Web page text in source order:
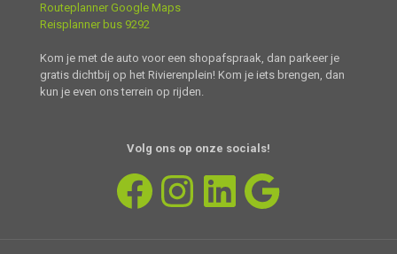
Routeplanner Google Maps
Reisplanner bus 9292
Kom je met de auto voor een shopafspraak, dan parkeer je
gratis dichtbij op het Rivierenplein! Kom je iets brengen, dan
kun je even ons terrein op rijden.
Volg ons op onze social s!
Facebook Instagram LinkedIn Google